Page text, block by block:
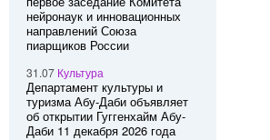
нейронаук и инновационных
направлений Союза
пиарщиков России
31.07 Культура
Департамент культуры и
туризма Абу-Даби объявляет
об открытии Гуггенхайм Абу-
Даби 11 декабря 2026 года